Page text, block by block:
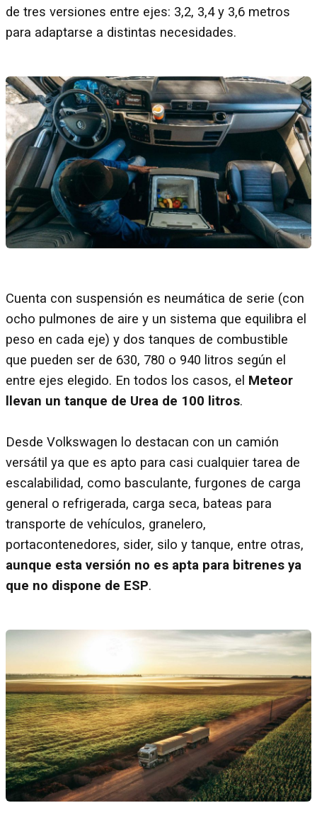
de tres versiones entre ejes: 3,2, 3,4 y 3,6 metros
para adaptarse a distintas necesidades.
Cuenta con suspensión es neumática de serie (con
ocho pulmones de aire y un sistema que equilibra el
peso en cada eje) y dos tanques de combustible
que pueden ser de 630, 780 o 940 litros según el
entre ejes elegido. En todos los casos, el Meteor
llevan un tanque de Urea de 100 litros.
Desde Volkswagen lo destacan con un camión
versátil ya que es apto para casi cualquier tarea de
escalabilidad, como basculante, furgones de carga
general o refrigerada, carga seca, bateas para
transporte de vehículos, granelero,
portacontenedores, sider, silo y tanque, entre otras,
aunque esta versión no es apta para bitrenes ya
que no dispone de ESP.